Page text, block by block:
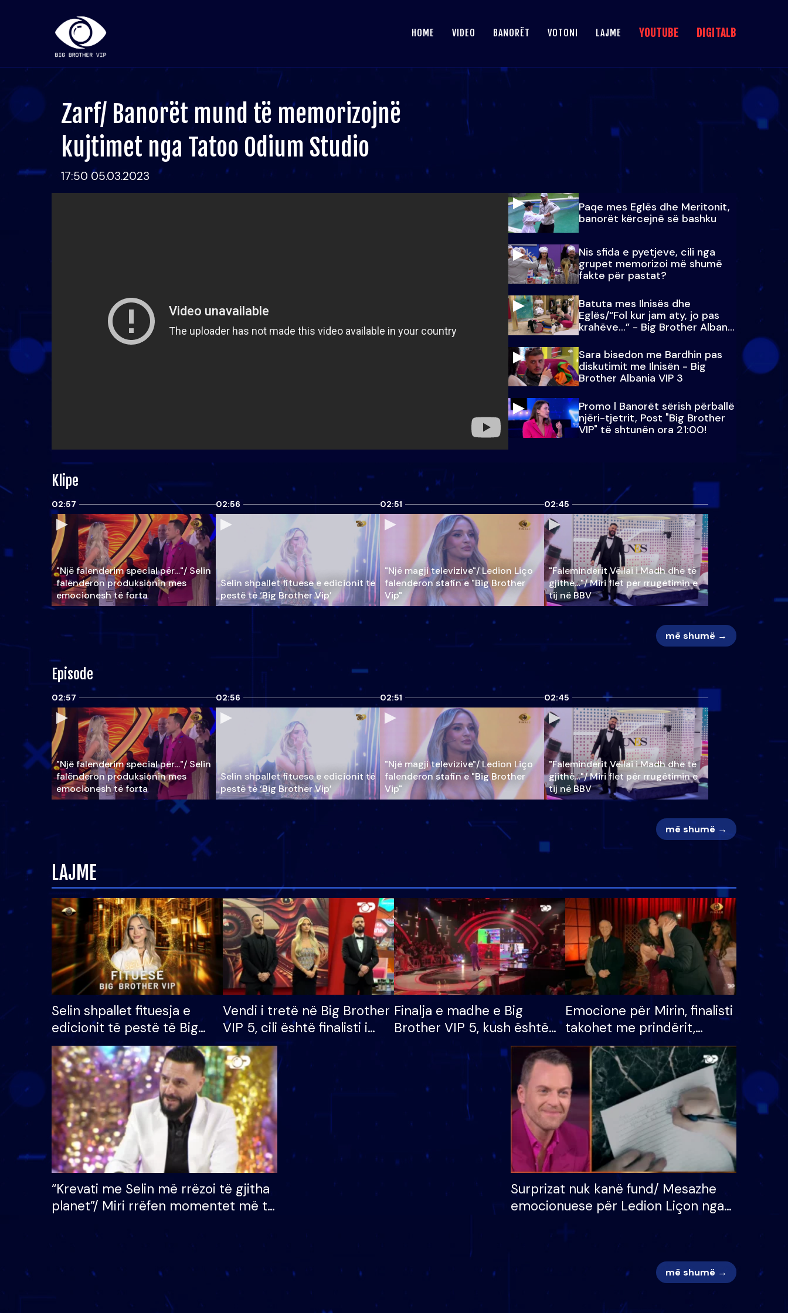
HOME VIDEO BANORËT VOTONI LAJME YOUTUBE DIGITALB
Zarf/ Banorët mund të memorizojnë
kujtimet nga Tatoo Odium Studio
17:50 05.03.2023
Paqe mes Eglës dhe Meritonit,
banorët kërcejnë së bashku
Nis sfida e pyetjeve, cili nga
grupet memorizoi më shumë
fakte për pastat?
Batuta mes Ilnisës dhe
Eglës/“Fol kur jam aty, jo pas
krahëve…” - Big Brother Albania
VIP 3
Sara bisedon me Bardhin pas
diskutimit me Ilnisën - Big
Brother Albania VIP 3
Promo l Banorët sërish përballë
njëri-tjetrit, Post "Big Brother
VIP" të shtunën ora 21:00!
Klipe
02:57
"Një falenderim special për…"/ Selin
falënderon produksionin mes
emocionesh të forta
02:56
Selin shpallet fituese e edicionit të
pestë të ‘Big Brother Vip’
02:51
"Një magji televizive"/ Ledion Liço
falenderon stafin e "Big Brother
Vip"
02:45
"Faleminderit Vëllai i Madh dhe të
gjithë…"/ Miri flet për rrugëtimin e
tij në BBV
më shumë →
Episode
02:57
"Një falenderim special për…"/ Selin
falënderon produksionin mes
emocionesh të forta
02:56
Selin shpallet fituese e edicionit të
pestë të ‘Big Brother Vip’
02:51
"Një magji televizive"/ Ledion Liço
falenderon stafin e "Big Brother
Vip"
02:45
"Faleminderit Vëllai i Madh dhe të
gjithë…"/ Miri flet për rrugëtimin e
tij në BBV
më shumë →
LAJME
Selin shpallet fituesja e
edicionit të pestë të Big
Brother VIP, rrëmben
çmimin e madh prej 100
mijë eurosh
Vendi i tretë në Big Brother
VIP 5, cili është finalisti i
radhës që lë shtëpinë
Finalja e madhe e Big
Brother VIP 5, kush është
banori i parë që lë shtëpinë
dhe humb mundësinë për
të fituar çmimin e madh
Emocione për Mirin, finalisti
takohet me prindërit,
vajzën dhe bashkëshorten:
S’kemi ndonjë letër divorci
apo jo?
“Krevati me Selin më rrëzoi të gjitha
planet”/ Miri rrëfen momentet më të
mungojë zilja e mëngjesit kur…
Surprizat nuk kanë fund/ Mesazhe
emocionuese për Ledion Liçon nga
më shumë →